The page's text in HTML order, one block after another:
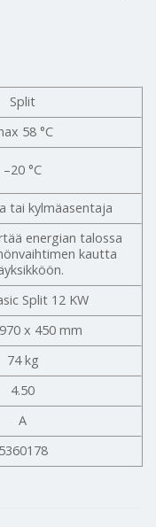
Split
58 °C
–20 °C
tai kylmäasentaja
energian talossa
kautta
Split 12 KW
x 450 mm
74 kg
4.50
A
5360178